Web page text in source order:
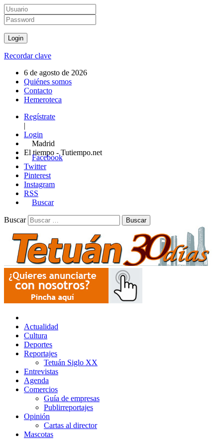
Recordar clave
6 de agosto de 2026
Quiénes somos
Contacto
Hemeroteca
Regístrate
|
Login
Madrid
El tiempo - Tutiempo.net
Facebook
Twitter
Pinterest
Instagram
RSS
Buscar
Buscar
Actualidad
Cultura
Deportes
Reportajes
Tetuán Siglo XX
Entrevistas
Agenda
Comercios
Guía de empresas
Publirreportajes
Opinión
Cartas al director
Mascotas